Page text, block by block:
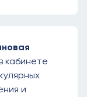
кабинете
и